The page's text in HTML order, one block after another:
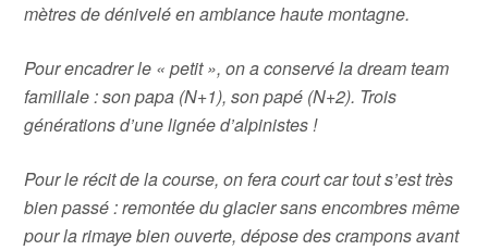
mètres de dénivelé en ambiance haute montagne.
Pour encadrer le « petit », on a conservé la dream team
familiale : son papa (N+1), son papé (N+2). Trois
générations d’une lignée d’alpinistes !
Pour le récit de la course, on fera court car tout s’est très
bien passé : remontée du glacier sans encombres même
pour la rimaye bien ouverte, dépose des crampons avant